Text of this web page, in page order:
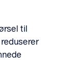
til